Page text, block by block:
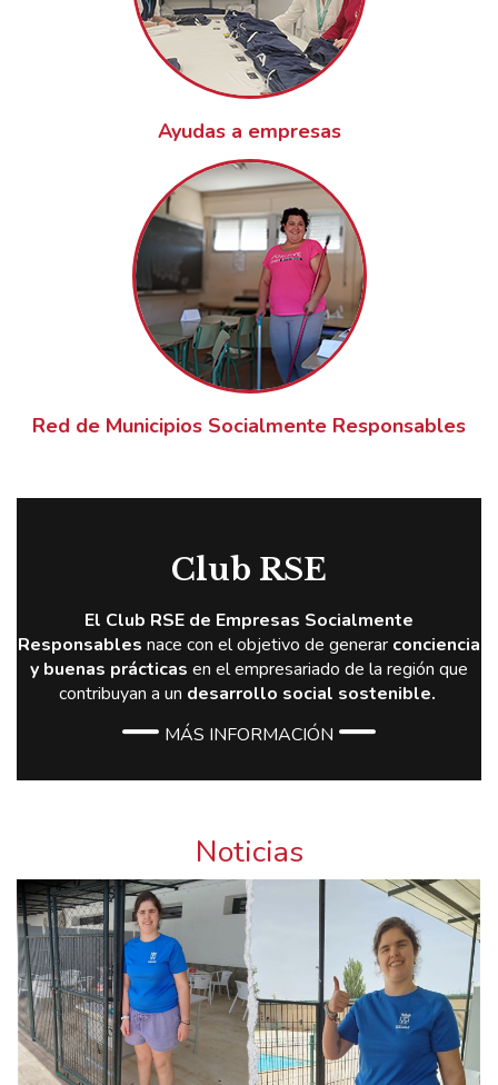
Ayudas a empresas
Red de Municipios Socialmente Responsables
Club RSE
El Club RSE de Empresas Socialmente
Responsables nace con el objetivo de generar conciencia
y buenas prácticas en el empresariado de la región que
contribuyan a un desarrollo social sostenible.
MÁS INFORMACIÓN
Noticias